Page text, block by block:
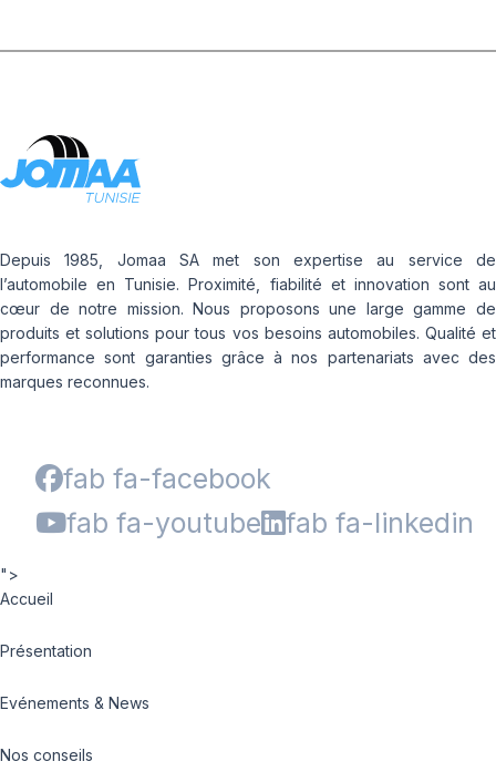
Depuis 1985, Jomaa SA met son expertise au service de
l’automobile en Tunisie. Proximité, fiabilité et innovation sont au
cœur de notre mission. Nous proposons une large gamme de
produits et solutions pour tous vos besoins automobiles. Qualité et
performance sont garanties grâce à nos partenariats avec des
marques reconnues.
fab fa-facebook
fab fa-youtube
fab fa-linkedin
">
Accueil
Présentation
Evénements & News
Nos conseils